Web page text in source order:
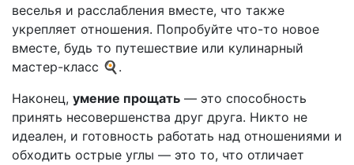
веселья и расслабления вместе, что также
укрепляет отношения. Попробуйте что-то новое
вместе, будь то путешествие или кулинарный
мастер-класс 🍳.
Наконец, умение прощать — это способность
принять несовершенства друг друга. Никто не
идеален, и готовность работать над отношениями и
обходить острые углы — это то, что отличает